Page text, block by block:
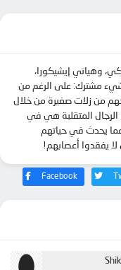
وهياتي إيشيكورا،
مشترك: على الرغم من
من زلات صغيرة من خلال
المتقلبة هي في
يحدث في حياتهم
لا يفقدوا أعصابهم!
Facebook